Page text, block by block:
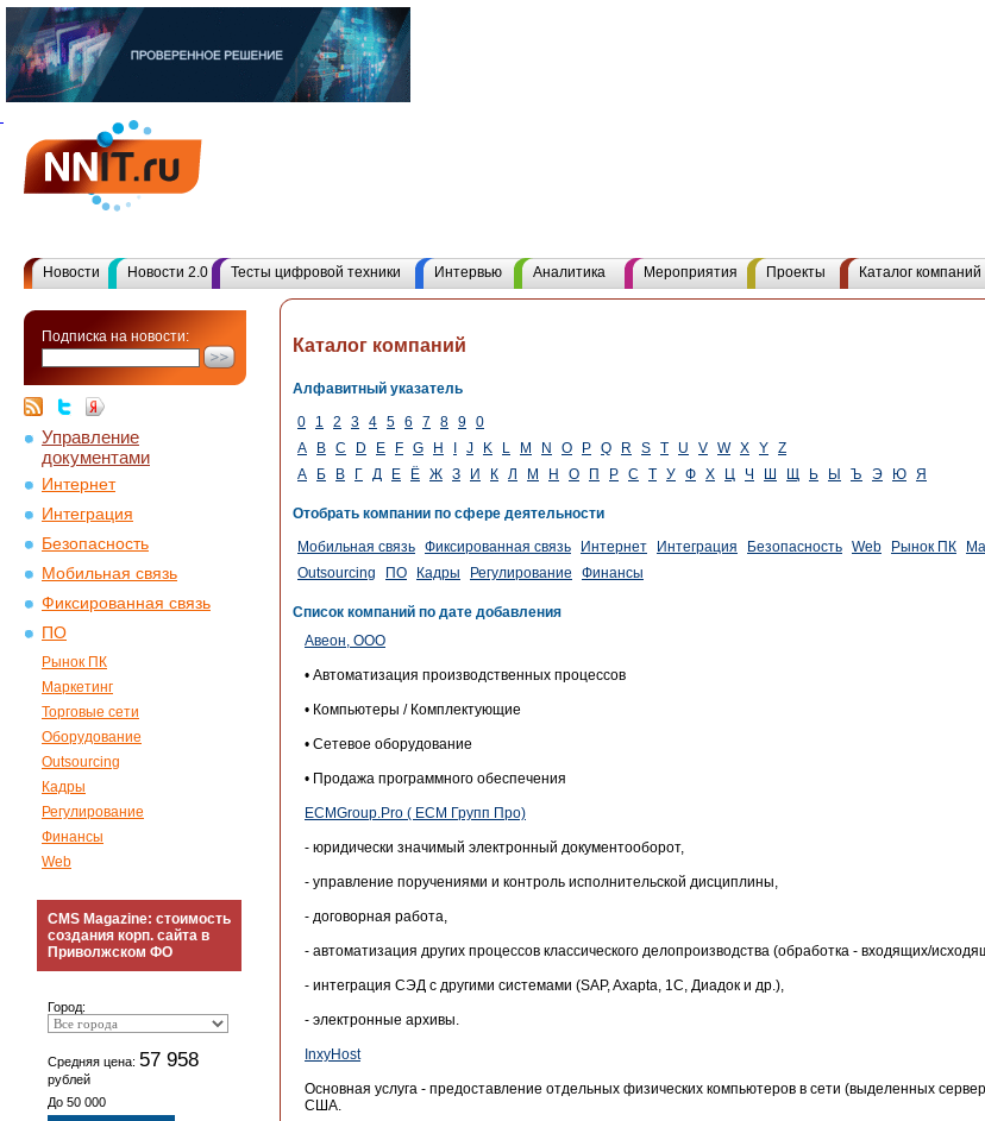
Новости Новости 2.0 Тесты цифровой техники Интервью Аналитика Мероприятия Проекты Каталог компаний
Подписка на новости:
Управление
документами
Интернет
Интеграция
Безопасность
Мобильная связь
Фиксированная связь
ПО
Рынок ПК
Маркетинг
Торговые сети
Оборудование
Outsourcing
Кадры
Регулирование
Финансы
Web
CMS Magazine: стоимость
создания корп. сайта в
Приволжском ФО
Город:
Средняя цена: 57 958
рублей
До 50 000
Каталог компаний
Алфавитный указатель
0
1 2 3 4 5 6 7 8 9 0
A
B C D E F G H J K L M N O P Q R S T U V W X Y Z
А
Б В Г Д Е Ё Ж З И К Л М Н О П Р С Т У Ф Х Ц Ч Ш Щ Ь Ы Ъ Э Ю Я
Отобрать компании по сфере деятельности
Мобильная связь Фиксированная связь Интернет Интеграция Безопасность Web Рынок ПК
Outsourcing
ПО Кадры Регулирование Финансы
Список компаний по дате добавления
Авеон, ООО
• Автоматизация производственных процессов
• Компьютеры / Комплектующие
• Сетевое оборудование
• Продажа программного обеспечения
ECMGroup.Pro ( ЕСМ Групп Про)
- юридически значимый электронный документооборот,
- управление поручениями и контроль исполнительской дисциплины,
- договорная работа,
- автоматизация других процессов классического делопроизводства (обработка - входящих/
- интеграция СЭД c другими системами (SAP, Axapta, 1С, Диадок и др.),
- электронные архивы.
InxyHost
Основная услуга - предоставление отдельных физических компьютеров в сети (выделенных
США.